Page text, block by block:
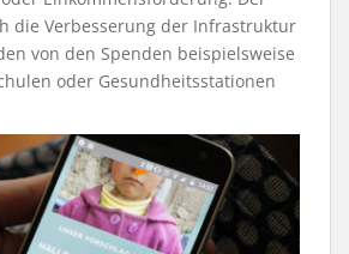
die Verbesserung der Infrastruktur
von den Spenden beispielsweise
oder Gesundheitsstationen